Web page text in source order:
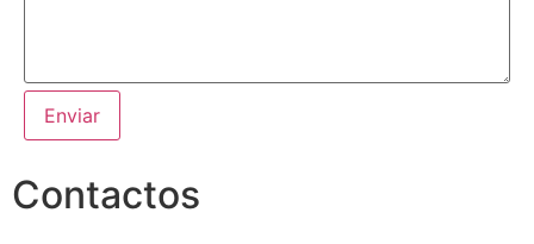
Enviar
Contactos